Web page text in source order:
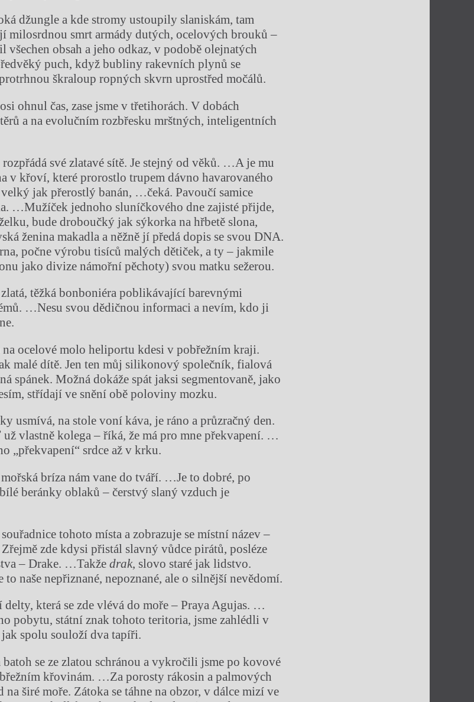
džungle a kde stromy ustoupily slaniskám, tam
milosrdnou smrt armády dutých, ocelových brouků –
obsah a jeho odkaz, v podobě olejnatých
puch, když bubliny rakevních plynů se
škraloup ropných skvrn uprostřed močálů.
ohnul čas, zase jsme v třetihorách. V dobách
a na evolučním rozbřesku mrštných, inteligentních
své zlatavé sítě. Je stejný od věků. …A je mu
v křoví, které prorostlo trupem dávno havarovaného
jak přerostlý banán, …čeká. Pavoučí samice
…Mužíček jednoho sluníčkového dne zajisté přijde,
bude droboučký jak sýkorka na hřbetě slona,
ženina makadla a něžně jí předá dopis se svou DNA.
počne výrobu tisíců malých dětiček, a ty – jakmile
jako divize námořní pěchoty) svou matku sežerou.
těžká bonboniéra poblikávající barevnými
…Nesu svou dědičnou informaci a nevím, kdo ji
ocelové molo heliportu kdesi v pobřežním kraji.
malé dítě. Jen ten můj silikonový společník, fialová
spánek. Možná dokáže spát jaksi segmentovaně, jako
střídají ve snění obě poloviny mozku.
usmívá, na stole voní káva, je ráno a průzračný den.
vlastně kolega – říká, že má pro mne překvapení. …
„překvapení“ srdce až v krku.
bríza nám vane do tváří. …Je to dobré, po
beránky oblaků – čerstvý slaný vzduch je
tohoto místa a zobrazuje se místní název –
zde kdysi přistál slavný vůdce pirátů, posléze
– Drake. …Takžedrak, slovo staré jak lidstvo.
to naše nepřiznané, nepoznané, ale o silnější nevědomí.
která se zde vlévá do moře – Praya Agujas. …
pobytu, státní znak tohoto teritoria, jsme zahlédli v
spolu souloží dva tapíři.
se ze zlatou schránou a vykročili jsme po kovové
křovinám. …Za porosty rákosin a palmových
širé moře. Zátoka se táhne na obzor, v dálce mizí ve